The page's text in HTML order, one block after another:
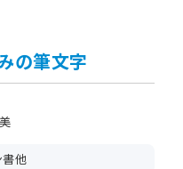
の筆文字
書他